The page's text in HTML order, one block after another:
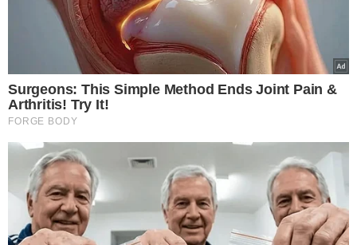
Michelle Bolsonaro fala
em 'devolver esperança
e liberdade' ao
confirmar candidatura
ao Senado